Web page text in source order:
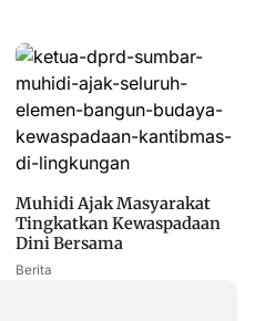
Muhidi Ajak Masyarakat
Tingkatkan Kewaspadaan
Dini Bersama
Berita